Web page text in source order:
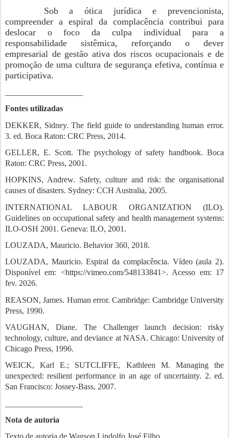
Sob a ótica jurídica e prevencionista,
compreender a espiral da complacência contribui para
deslocar o foco da culpa individual para a
responsabilidade sistêmica, reforçando o dever
empresarial de gestão ativa dos riscos ocupacionais e de
promoção de uma cultura de segurança efetiva, contínua e
participativa.
Fontes utilizadas
DEKKER, Sidney. The field guide to understanding human error.
3. ed. Boca Raton: CRC Press, 2014.
GELLER, E. Scott. The psychology of safety handbook. Boca
Raton: CRC Press, 2001.
HOPKINS, Andrew. Safety, culture and risk: the organisational
causes of disasters. Sydney: CCH Australia, 2005.
INTERNATIONAL LABOUR ORGANIZATION (ILO).
Guidelines on occupational safety and health management systems:
ILO-OSH 2001. Geneva: ILO, 2001.
LOUZADA, Mauricio. Behavior 360, 2018.
LOUZADA, Mauricio. Espiral da complacência. Vídeo (aula 2).
Disponível em: <https://vimeo.com/548133841>. Acesso em: 17
fev. 2026.
REASON, James. Human error. Cambridge: Cambridge University
Press, 1990.
VAUGHAN, Diane. The Challenger launch decision: risky
technology, culture, and deviance at NASA. Chicago: University of
Chicago Press, 1996.
WEICK, Karl E.; SUTCLIFFE, Kathleen M. Managing the
unexpected: resilient performance in an age of uncertainty. 2. ed.
San Francisco: Jossey-Bass, 2007.
Nota de autoria